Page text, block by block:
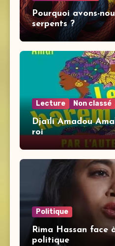
Pourquoi avons-
serpents ?
Lecture Non classé
Djaïli Amadou
roi
Politique
Rima Hassan face
politique